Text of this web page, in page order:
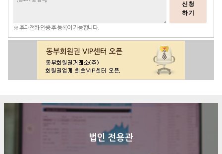
신청
하기
※ 휴대전화 인증 후 등록이 가능합니다.
법인 전용관